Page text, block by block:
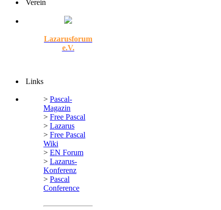
Verein
Lazarusforum
e.V.
Links
> Pascal-
Magazin
> Free Pascal
> Lazarus
> Free Pascal
Wiki
> EN Forum
> Lazarus-
Konferenz
> Pascal
Conference